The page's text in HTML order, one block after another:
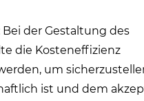
der Gestaltung des
die Kosteneffizienz
um
ist und dem